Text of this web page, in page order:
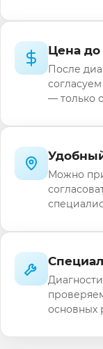
Цена до
После
— только
Можно
основных